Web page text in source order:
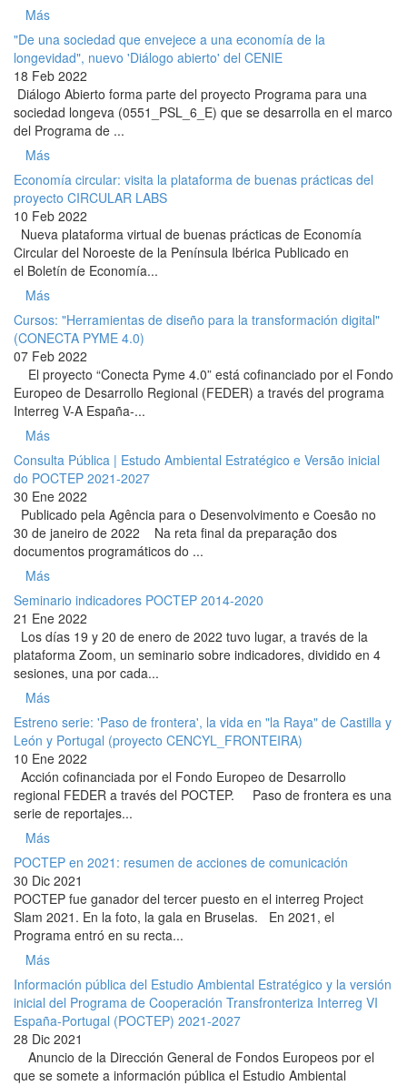
Más
"De una sociedad que envejece a una economía de la
longevidad", nuevo 'Diálogo abierto' del CENIE
18 Feb 2022
​Diálogo Abierto forma parte del proyecto Programa para una
sociedad longeva (0551_PSL_6_E) que se desarrolla en el marco
del Programa de ...
Más
Economía circular: visita la plataforma de buenas prácticas del
proyecto CIRCULAR LABS
10 Feb 2022
Nueva plataforma virtual de buenas prácticas de Economía
Circular del Noroeste de la Península Ibérica Publicado en
el Boletín de Economía...
Más
Cursos: "Herramientas de diseño para la transformación digital"
(CONECTA PYME 4.0)
07 Feb 2022
El proyecto “Conecta Pyme 4.0” está cofinanciado por el Fondo
Europeo de Desarrollo Regional (FEDER) a través del programa
Interreg V-A España-...
Más
Consulta Pública | Estudo Ambiental Estratégico e Versão inicial
do POCTEP 2021-2027
30 Ene 2022
Publicado pela Agência para o Desenvolvimento e Coesão no
30 de janeiro de 2022 Na reta final da preparação dos
documentos programáticos do ...
Más
Seminario indicadores POCTEP 2014-2020
21 Ene 2022
Los días 19 y 20 de enero de 2022 tuvo lugar, a través de la
plataforma Zoom, un seminario sobre indicadores, dividido en 4
sesiones, una por cada...
Más
Estreno serie: 'Paso de frontera', la vida en "la Raya" de Castilla y
León y Portugal (proyecto CENCYL_FRONTEIRA)
10 Ene 2022
Acción cofinanciada por el Fondo Europeo de Desarrollo
regional FEDER a través del POCTEP. Paso de frontera es una
serie de reportajes...
Más
POCTEP en 2021: resumen de acciones de comunicación
30 Dic 2021
POCTEP fue ganador del tercer puesto en el interreg Project
Slam 2021. En la foto, la gala en Bruselas. En 2021, el
Programa entró en su recta...
Más
Información pública del Estudio Ambiental Estratégico y la versión
inicial del Programa de Cooperación Transfronteriza Interreg VI
España-Portugal (POCTEP) 2021-2027
28 Dic 2021
Anuncio de la Dirección General de Fondos Europeos por el
que se somete a información pública el Estudio Ambiental